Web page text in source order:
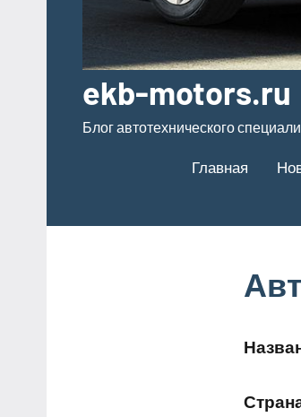
ekb-motors.ru
Блог автотехнического
Главная